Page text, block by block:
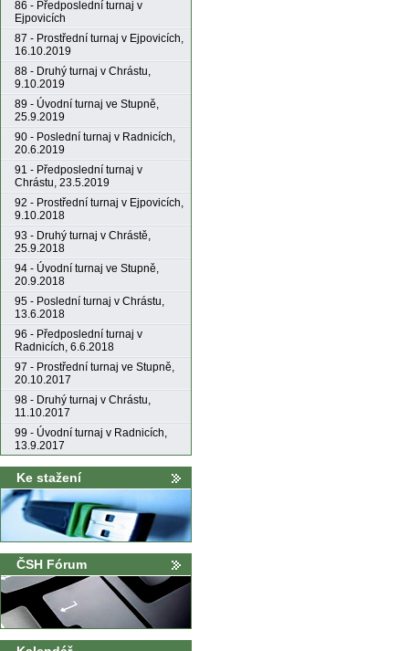
86 - Předposlední turnaj v
Ejpovicích
87 - Prostřední turnaj v Ejpovicích,
16.10.2019
88 - Druhý turnaj v Chrástu,
9.10.2019
89 - Úvodní turnaj ve Stupně,
25.9.2019
90 - Poslední turnaj v Radnicích,
20.6.2019
91 - Předposlední turnaj v
Chrástu, 23.5.2019
92 - Prostřední turnaj v Ejpovicích,
9.10.2018
93 - Druhý turnaj v Chrástě,
25.9.2018
94 - Úvodní turnaj ve Stupně,
20.9.2018
95 - Poslední turnaj v Chrástu,
13.6.2018
96 - Předposlední turnaj v
Radnicích, 6.6.2018
97 - Prostřední turnaj ve Stupně,
20.10.2017
98 - Druhý turnaj v Chrástu,
11.10.2017
99 - Úvodní turnaj v Radnicích,
13.9.2017
Ke stažení
ČSH Fórum